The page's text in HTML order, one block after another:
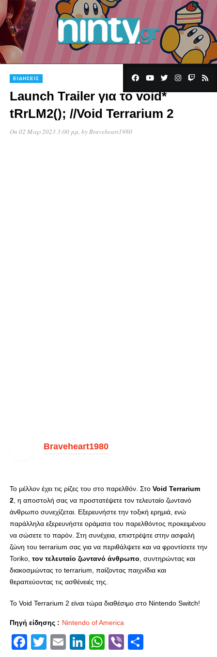
ΕΙΔΉΣΕΙΣ
Launch Trailer για το void*
tRrLM2(); //Void Terrarium 2
On 02 Μαρ 2023 3:00 μμ, byBraveheart1980
Braveheart1980
Το μέλλον έχει τις ρίζες του στο παρελθόν. Στο Void Terrarium
2 , η αποστολή σας να προστατέψετε τον τελευταίο ζωντανό
άνθρωπο συνεχίζεται. Εξερευνήστε την τοξική ερημιά, ενώ
παράλληλα εξερευνήστε οράματα του παρελθόντος προκειμένου
να σώσετε το παρόν. Στη συνέχεια, επιστρέψτε στην ασφαλή
ζώνη του terrarium σας για να περιθάλψετε και να φροντίσετε την
Toriko, τον τελευταίο ζωντανό άνθρωπο , συντηρώντας και
διακοσμώντας το terrarium, παίζοντας παιχνίδια και
θεραπεύοντας τις ασθένειές της.
Το Void Terrarium 2 είναι τώρα διαθέσιμο στο Nintendo Switch!
Πηγή είδησης : Nintendo of America
Facebook
Twitter
EmailLinkedIn
WhatsApp
Viber